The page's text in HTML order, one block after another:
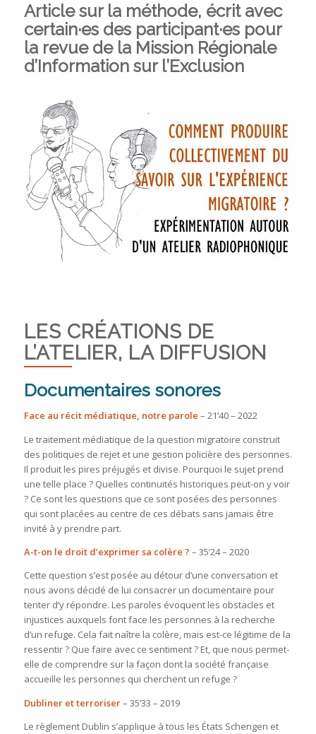
Article sur la méthode, écrit avec
certain·es des participant·es pour
la revue de la Mission Régionale
d’Information sur l’Exclusion
LES CRÉATIONS DE
L’ATELIER, LA DIFFUSION
Documentaires sonores
Face au récit médiatique, notre parole – 21’40 – 2022
Le traitement médiatique de la question migratoire construit
des politiques de rejet et une gestion policière des personnes.
Il produit les pires préjugés et divise. Pourquoi le sujet prend
une telle place ? Quelles continuités historiques peut-on y voir
? Ce sont les questions que ce sont posées des personnes
qui sont placées au centre de ces débats sans jamais être
invité à y prendre part.
A-t-on le droit d’exprimer sa colère ? – 35’24 – 2020
Cette question s’est posée au détour d’une conversation et
nous avons décidé de lui consacrer un documentaire pour
tenter d’y répondre. Les paroles évoquent les obstacles et
injustices auxquels font face les personnes à la recherche
d’un refuge. Cela fait naître la colère, mais est-ce légitime de la
ressentir ? Que faire avec ce sentiment ? Et, que nous permet-
elle de comprendre sur la façon dont la société française
accueille les personnes qui cherchent un refuge ?
Dubliner et terroriser– 35’33 – 2019
Le règlement Dublin s’applique à tous les États Schengen et